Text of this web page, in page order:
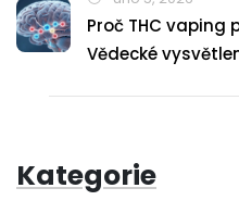
Proč THC vaping
Vědecké
Kategorie